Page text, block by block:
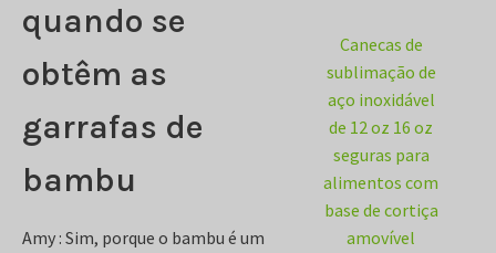
quando se
obtêm as
garrafas de
bambu
Amy : Sim, porque o bambu é um
Canecas de
sublimação de
aço inoxidável
de 12 oz 16 oz
seguras para
alimentos com
base de cortiça
amovível